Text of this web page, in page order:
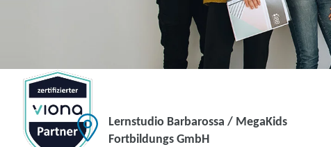
Lernstudio Barbarossa / MegaKids
Fortbildungs GmbH